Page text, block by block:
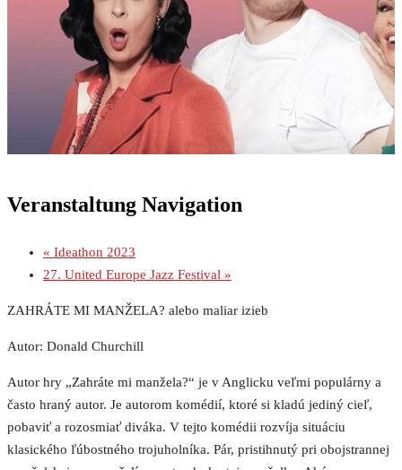
Veranstaltung Navigation
« Ideathon 2023
27. United Europe Jazz Festival »
ZAHRÁTE MI MANŽELA? alebo maliar izieb
Autor: Donald Churchill
Autor hry „Zahráte mi manžela?“ je v Anglicku veľmi populárny a
často hraný autor. Je autorom komédií, ktoré si kladú jediný cieľ,
pobaviť a rozosmiať diváka. V tejto komédii rozvíja situáciu
klasického ľúbostného trojuholníka. Pár, pristihnutý pri obojstrannej